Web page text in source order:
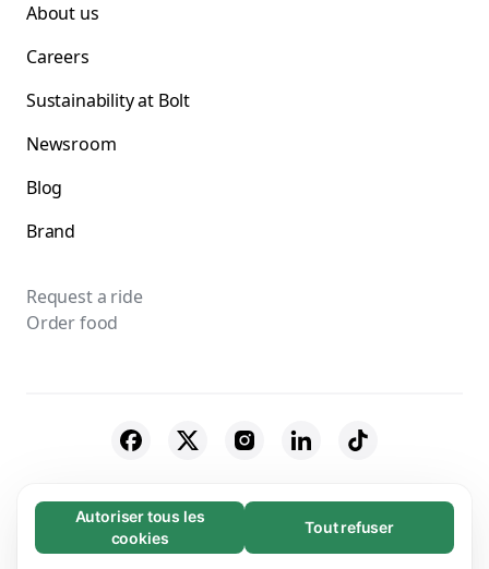
Nécessaires (65)
Les cookies nécessaires contribuent à rendre
En savoir plus
Autoriser tous les
cookies
Tout refuser
About us
Careers
Sustainability at Bolt
Newsroom
Blog
Brand
Request a ride
Order food
© 2026 Bolt Technology OÜ
Suppliers Terms & Conditions Privacy